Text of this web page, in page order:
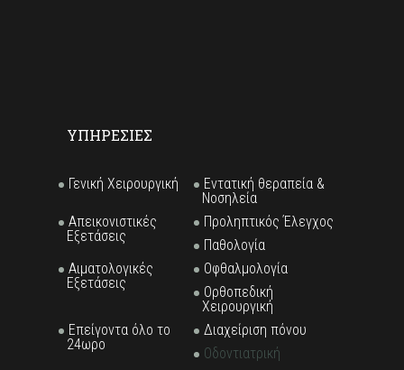
ΥΠΗΡΕΣΙΕΣ
Γενική Χειρουργική
Εντατική θεραπεία &
Νοσηλεία
Απεικoνιστικές
Εξετάσεις
Προληπτικός Έλεγχος
Παθολογία
Αιματολογικές
Εξετάσεις
Οφθαλμολογία
Ορθοπεδική
Χειρουργική
Επείγοντα όλο το
24ωρο
Διαχείριση πόνου
Οδοντιατρική